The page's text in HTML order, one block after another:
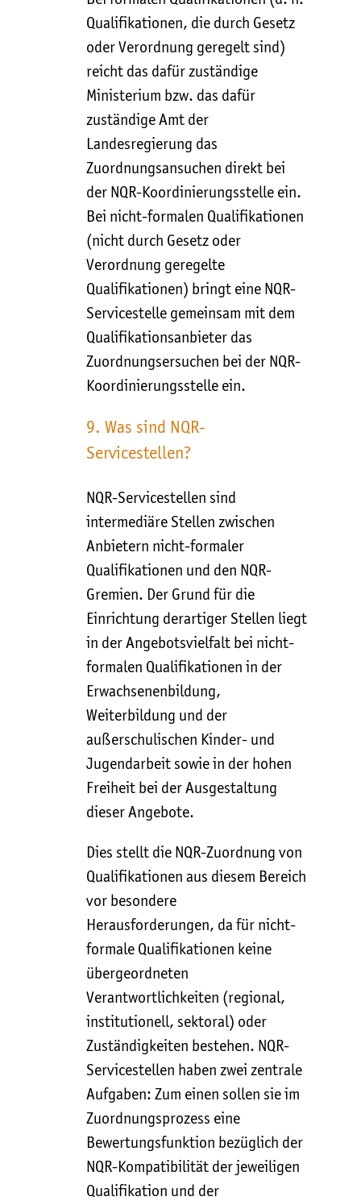
Qualifikationen, die durch Gesetz
oder Verordnung geregelt sind)
reicht das dafür zuständige
Ministerium bzw. das dafür
zuständige Amt der
Landesregierung das
Zuordnungsansuchen direkt bei
der NQR-Koordinierungsstelle ein.
Bei nicht-formalen Qualifikationen
(nicht durch Gesetz oder
Verordnung geregelte
Qualifikationen) bringt eine NQR-
Servicestelle gemeinsam mit dem
Qualifikationsanbieter das
Zuordnungsersuchen bei der NQR-
Koordinierungsstelle ein.
9. Was sind NQR-
Servicestellen?
NQR-Servicestellen sind
intermediäre Stellen zwischen
Anbietern nicht-formaler
Qualifikationen und den NQR-
Gremien. Der Grund für die
Einrichtung derartiger Stellen liegt
in der Angebotsvielfalt bei nicht-
formalen Qualifikationen in der
Erwachsenenbildung,
Weiterbildung und der
außerschulischen Kinder- und
Jugendarbeit sowie in der hohen
Freiheit bei der Ausgestaltung
dieser Angebote.
Dies stellt die NQR-Zuordnung von
Qualifikationen aus diesem Bereich
vor besondere
Herausforderungen, da für nicht-
formale Qualifikationen keine
übergeordneten
Verantwortlichkeiten (regional,
institutionell, sektoral) oder
Zuständigkeiten bestehen. NQR-
Servicestellen haben zwei zentrale
Aufgaben: Zum einen sollen sie im
Zuordnungsprozess eine
Bewertungsfunktion bezüglich der
NQR-Kompatibilität der jeweiligen
Qualifikation und der